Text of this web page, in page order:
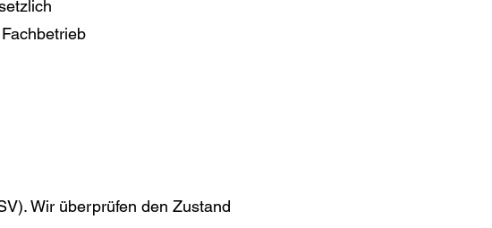
Wir überprüfen den Zustand